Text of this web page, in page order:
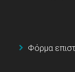
Φόρμα